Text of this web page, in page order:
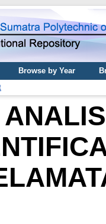
Browse by Year